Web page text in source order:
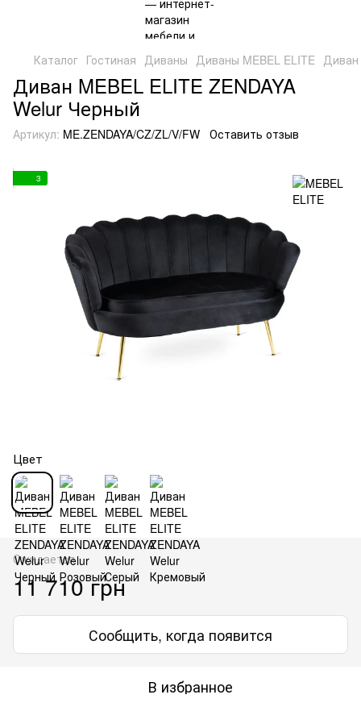
Каталог Гостиная Диваны Диваны MEBEL ELITE Диван
Диван MEBEL ELITE ZENDAYA
Welur Черный
Артикул: ME.ZENDAYA/CZ/ZL/V/FW Оставить отзыв
3
Цвет
Ожидается
11 710 грн
Сообщить, когда появится
В избранное